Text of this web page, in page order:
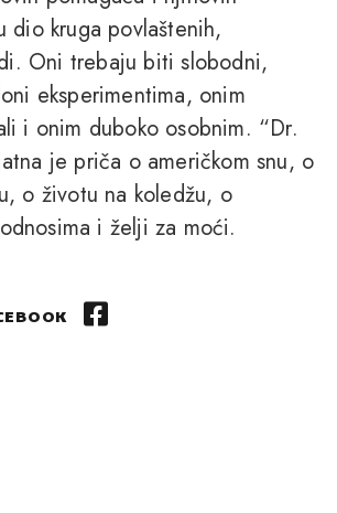
dio kruga povlaštenih,
Oni trebaju biti slobodni,
eksperimentima, onim
i onim duboko osobnim. “Dr.
je priča o američkom snu, o
o životu na koledžu, o
i želji za moći.